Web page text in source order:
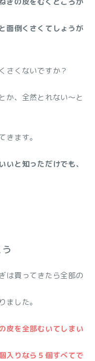
面倒くさくてしょうが
さくないですか？
か、全然とれない～と
きます。
いと知っただけでも、
は買ってきたら全部の
ました。
皮を全部むいてしまい
入りなら５個すべてで